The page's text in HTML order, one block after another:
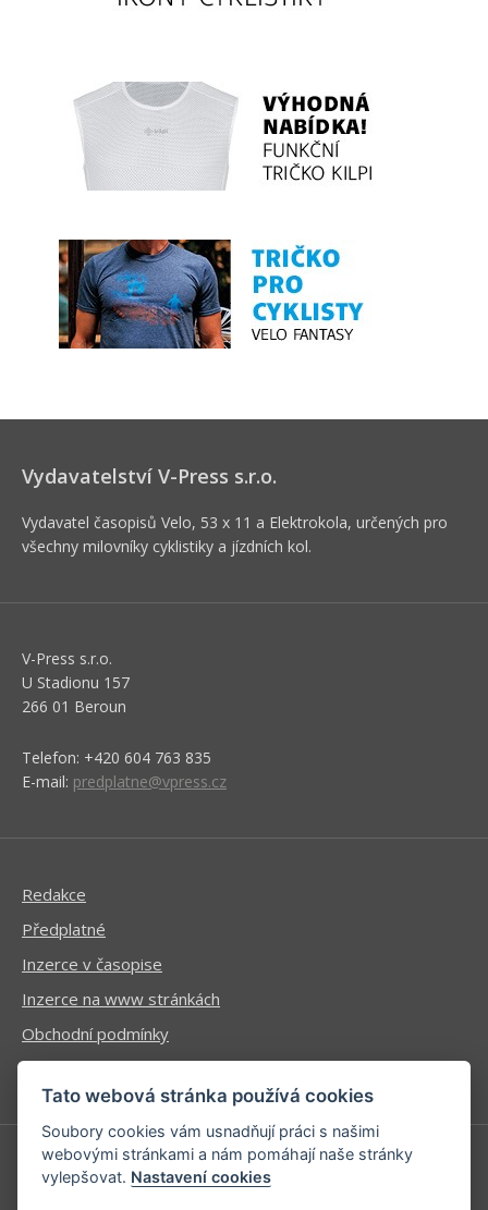
Vydavatelství V-Press s.r.o.
Vydavatel časopisů Velo, 53 x 11 a Elektrokola, určených pro
všechny milovníky cyklistiky a jízdních kol.
V-Press s.r.o.
U Stadionu 157
266 01 Beroun
Telefon: +420 604 763 835
E-mail: predplatne@vpress.cz
Redakce
Předplatné
Inzerce v časopise
Inzerce na www stránkách
Obchodní podmínky
Ochrana osobních údajů
Příhlášení | Registrace
Tato webová stránka používá cookies
Soubory cookies vám usnadňují práci s našimi
webovými stránkami a nám pomáhají naše stránky
vylepšovat. Nastavení cookies